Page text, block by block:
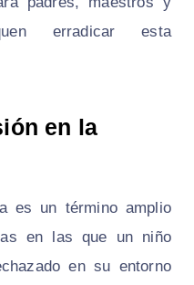
erradicar esta
en la
es un término amplio
en las que un niño
en su entorno